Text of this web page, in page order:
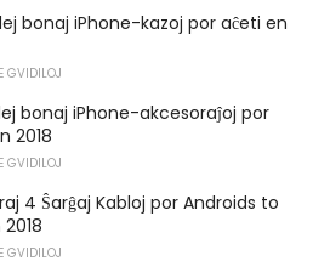
bonaj iPhone-kazoj por aĉeti en
GVIDILOJ
bonaj iPhone-akcesoraĵoj por
2018
GVIDILOJ
4 Ŝarĝaj Kabloj por Androids to
GVIDILOJ